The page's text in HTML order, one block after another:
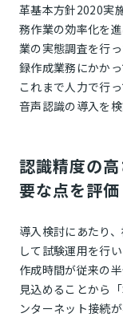
革基本方針2020実
務作業の効率化を
業の実態調査を行
録作成業務にかか
これまで人力で行
音声認識の導入を
認識精度の
要な点を評価
導入検討にあたり
して試験運用を行
作成時間が従来の
見込めることから
ンターネット接続